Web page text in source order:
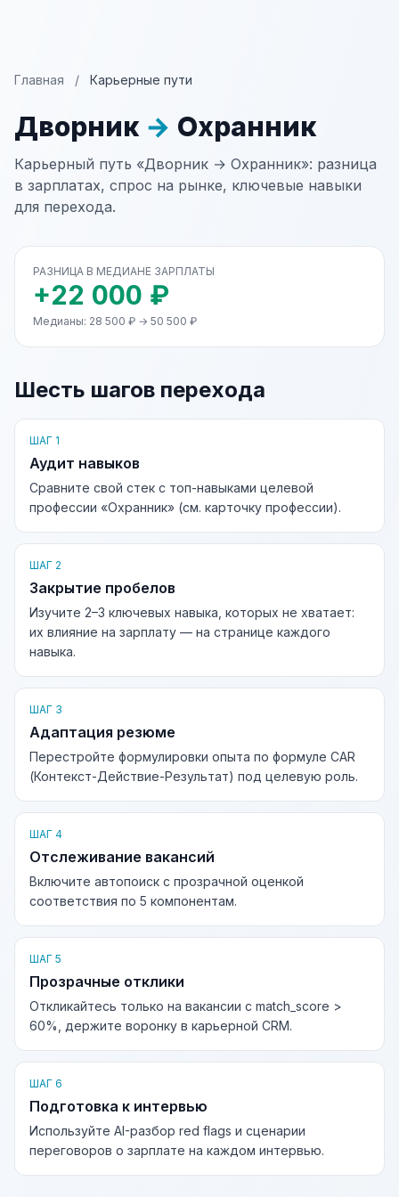
Главная / Карьерные пути
Дворник → Охранник
Карьерный путь «Дворник → Охранник»: разница
в зарплатах, спрос на рынке, ключевые навыки
для перехода.
РАЗНИЦА В МЕДИАНЕ ЗАРПЛАТЫ
+22 000 ₽
Медианы: 28 500 ₽ → 50 500 ₽
Шесть шагов перехода
ШАГ 1
Аудит навыков
Сравните свой стек с топ-навыками целевой
профессии «Охранник» (см. карточку профессии).
ШАГ 2
Закрытие пробелов
Изучите 2–3 ключевых навыка, которых не хватает:
их влияние на зарплату — на странице каждого
навыка.
ШАГ 3
Адаптация резюме
Перестройте формулировки опыта по формуле CAR
(Контекст-Действие-Результат) под целевую роль.
ШАГ 4
Отслеживание вакансий
Включите автопоиск с прозрачной оценкой
соответствия по 5 компонентам.
ШАГ 5
Прозрачные отклики
Откликайтесь только на вакансии с match_score >
60%, держите воронку в карьерной CRM.
ШАГ 6
Подготовка к интервью
Используйте AI-разбор red flags и сценарии
переговоров о зарплате на каждом интервью.